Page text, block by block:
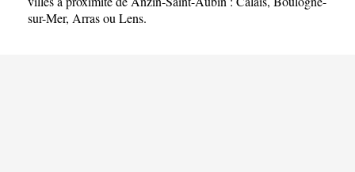
sur-Mer, Arrasou Lens.